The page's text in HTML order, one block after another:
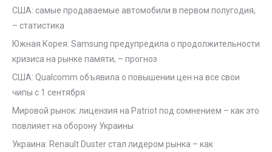
США: самые продаваемые автомобили в первом полугодия,
– статистика
Южная Корея: Samsung предупредила о продолжительности
кризиса на рынке памяти, – прогноз
США: Qualcomm объявила о повышении цен на все свои
чипы с 1 сентября
Мировой рынок: лицензия на Patriot под сомнением – как это
повлияет на оборону Украины
Украина: Renault Duster стал лидером рынка – как